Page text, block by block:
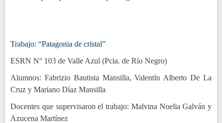
Trabajo: “Patagonia de cristal”
ESRN N° 103 de Valle Azul (Pcia. de Río Negro)
Alumnos: Fabrizio Bautista Mansilla, Valentín Alberto De La
Cruz y Mariano Díaz Mansilla
Docentes que supervisaron el trabajo: Malvina Noelia Galván y
Azucena Martínez